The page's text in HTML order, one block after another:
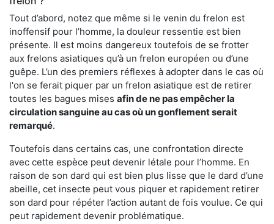
Tout d’abord, notez que même si le venin du frelon est
inoffensif pour l’homme, la douleur ressentie est bien
présente. Il est moins dangereux toutefois de se frotter
aux frelons asiatiques qu’à un frelon européen ou d’une
guêpe. L’un des premiers réflexes à adopter dans le cas où
l'on se ferait piquer par un frelon asiatique est de retirer
toutes les bagues mises afin de ne pas empêcher la
circulation sanguine au cas où un gonflement serait
remarqué.
Toutefois dans certains cas, une confrontation directe
avec cette espèce peut devenir létale pour l’homme. En
raison de son dard qui est bien plus lisse que le dard d’une
abeille, cet insecte peut vous piquer et rapidement retirer
son dard pour répéter l’action autant de fois voulue. Ce qui
peut rapidement devenir problématique.